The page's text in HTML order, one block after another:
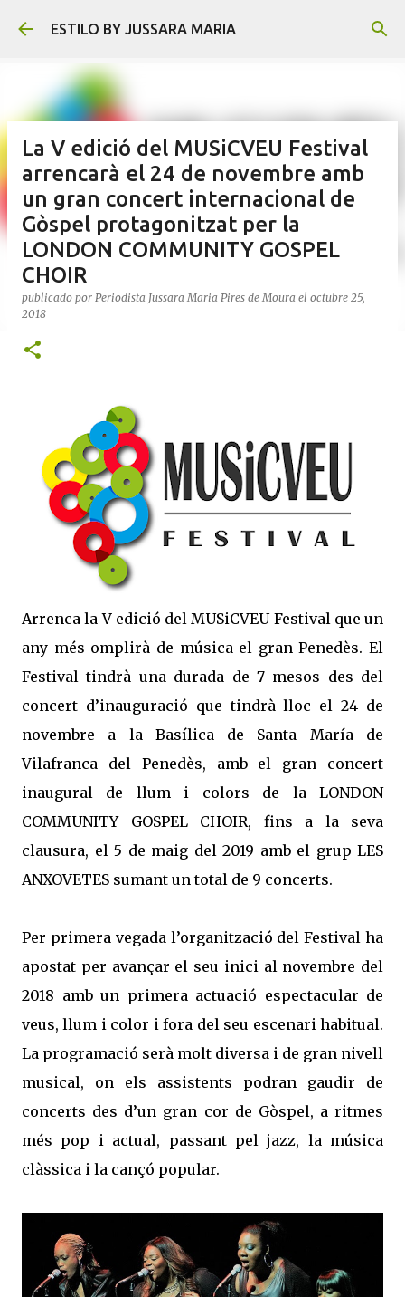
Ir al contenido principal
ESTILO BY JUSSARA MARIA
La V edició del MUSiCVEU Festival
arrencarà el 24 de novembre amb
un gran concert internacional de
Gòspel protagonitzat per la
LONDON COMMUNITY GOSPEL
CHOIR
publicado por Periodista Jussara Maria Pires de Moura el octubre 25,
2018
Arrenca la V edició del MUSiCVEU Festival que un
any més omplirà de música el gran Penedès. El
Festival tindrà una durada de 7 mesos des del
concert d’inauguració que tindrà lloc el 24 de
novembre a la Basílica de Santa María de
Vilafranca del Penedès, amb el gran concert
inaugural de llum i colors de la LONDON
COMMUNITY GOSPEL CHOIR, fins a la seva
clausura, el 5 de maig del 2019 amb el grup LES
ANXOVETES sumant un total de 9 concerts.
Per primera vegada l’organització del Festival ha
apostat per avançar el seu inici al novembre del
2018 amb un primera actuació espectacular de
veus, llum i color i fora del seu escenari habitual.
La programació serà molt diversa i de gran nivell
musical, on els assistents podran gaudir de
concerts des d’un gran cor de Gòspel, a ritmes
més pop i actual, passant pel jazz, la música
clàssica i la cançó popular.